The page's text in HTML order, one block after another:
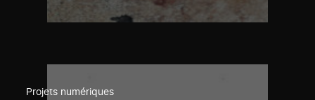
Projets numériques